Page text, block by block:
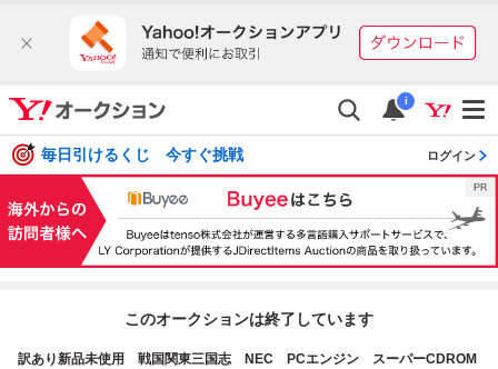
i
毎日引けるくじ 今すぐ挑戦 ログイン
このオークションは終了しています
訳あり新品未使用 戦国関東三国志 NEC PCエンジン スーパーCDROM